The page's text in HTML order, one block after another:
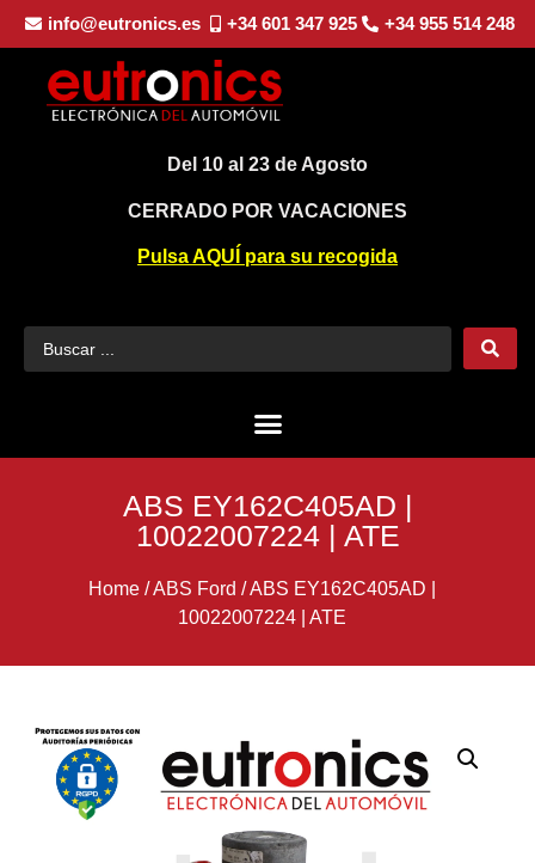
info@eutronics.es +34 601 347 925 +34 955 514 248
Del 10 al 23 de Agosto
CERRADO POR VACACIONES
Pulsa AQUÍ para su recogida
ABS EY162C405AD |
10022007224 | ATE
Home /ABS Ford /ABS EY162C405AD |
10022007224 | ATE